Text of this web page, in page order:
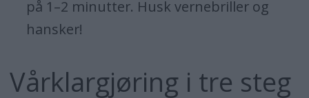
på 1–2 minutter. Husk vernebriller og
hansker!
Vårklargjøring i tre steg